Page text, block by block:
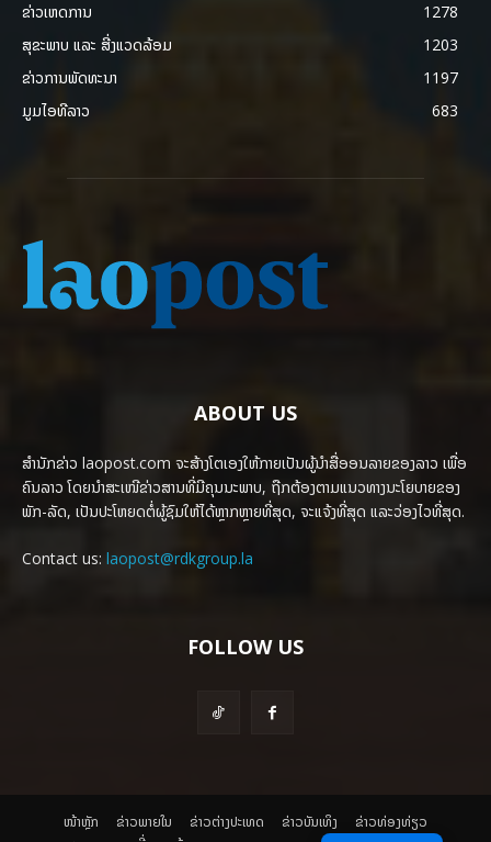
ຂ່າວເຫດການ
1278
ສຸຂະພາບ ແລະ ສີ່ງແວດລ້ອມ
1203
ຂ່າວການພັດທະນາ
1197
ມູມໄອທີລາວ
683
ABOUT US
ສຳນັກຂ່າວ laopost.com ຈະສ້າງໂຕເອງໃຫ້ກາຍເປັນຜູ້ນຳສື່ອອນລາຍຂອງລາວ ເພື່ອ
ຄົນລາວ ໂດຍນຳສະເໜີຂ່າວສານທີ່ມີຄຸນນະພາບ, ຖືກຕ້ອງຕາມແນວທາງນະໂຍບາຍຂອງ
ພັກ-ລັດ, ເປັນປະໂຫຍດຕໍ່ຜູ້ຊົມໃຫ້ໄດ້ຫຼາກຫຼາຍທີ່ສຸດ, ຈະແຈ້ງທີ່ສຸດ ແລະວ່ອງໄວທີ່ສຸດ.
Contact us: laopost@rdkgroup.la
FOLLOW US
ໜ້າຫຼັກ ຂ່າວພາຍ​ໃນ ຂ່າວຕ່າງປະເທດ ​ຂ່າວບັນເທິງ
​ຂ່າວທ່ອງທ່ຽວ